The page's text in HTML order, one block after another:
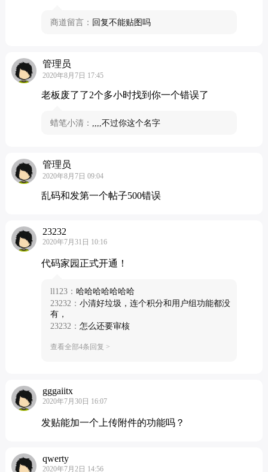
商道留言： 回复不能贴图吗
管理员
2020年8月7日 17:45
老板废了了2个多小时找到你一个错误了
蜡笔小清： ,,,,不过你这个名字
管理员
2020年8月7日 09:04
乱码和发第一个帖子500错误
23232
2020年7月31日 10:16
代码家园正式开通！
ll123： 哈哈哈哈哈哈哈
23232： 小清好垃圾，连个积分和用户组功能都没
有，
23232： 怎么还要审核
查看全部4条回复 >
gggaiitx
2020年7月30日 16:07
发贴能加一个上传附件的功能吗？
qwerty
2020年7月2日 14:56